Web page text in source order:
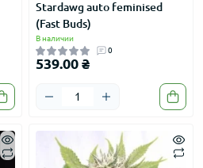
Stardawg auto feminised
(Fast Buds)
В наличии
0
539.00 ₴